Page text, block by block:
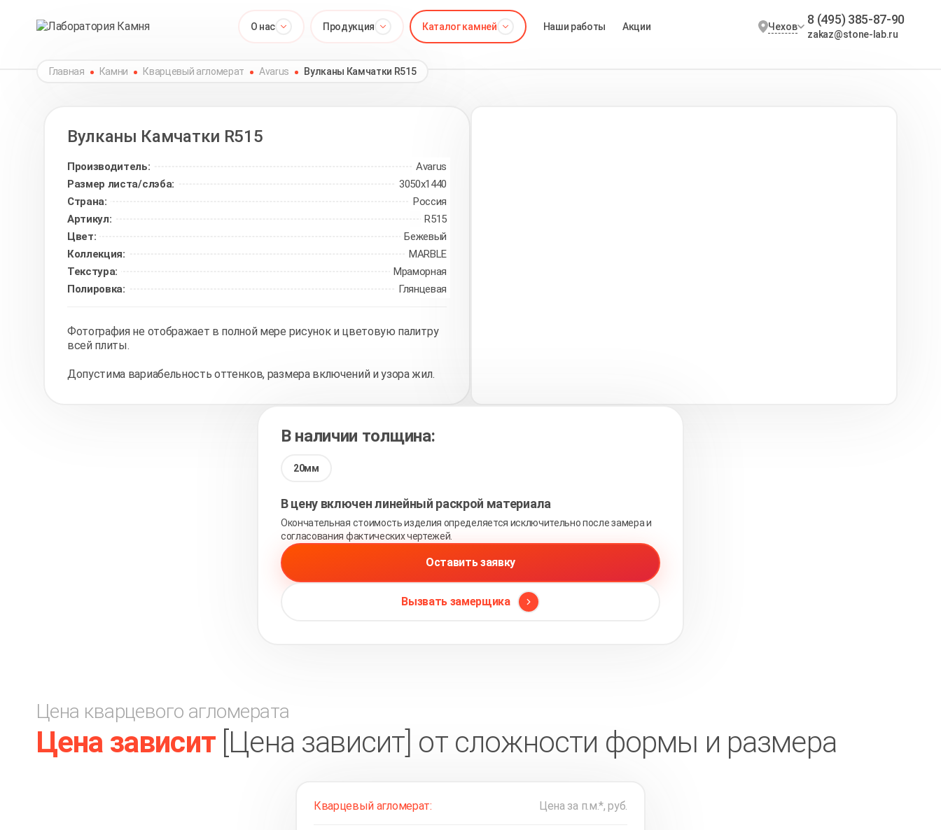
О нас Продукция Каталог камней Наши работы Акции Чехов 8 (495) 385-87-90
zakaz@stone-lab.ru
Главная Камни Кварцевый агломерат Avarus Вулканы Камчатки R515
Вулканы Камчатки R515
Производитель:
Avarus
Размер листа/слэба:
3050х1440
Страна:
Россия
Артикул:
R515
Цвет:
Бежевый
Коллекция:
MARBLE
Текстура:
Мраморная
Полировка:
Глянцевая
Фотография не отображает в полной мере рисунок и цветовую палитру
всей плиты.
Допустима вариабельность оттенков, размера включений и узора жил.
В наличии толщина:
20мм
В цену включен линейный раскрой материала
Окончательная стоимость изделия определяется исключительно после замера и
согласования фактических чертежей.
Оставить заявку
Вызвать замерщика
Цена кварцевого агломерата
Цена зависит[Цена зависит] от сложности формы и размера
Кварцевый агломерат: Цена за п.м.*, руб.